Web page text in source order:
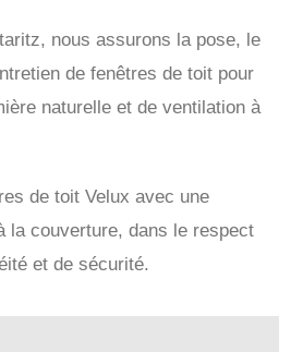
nous assurons la pose, le
de fenêtres de toit pour
naturelle et de ventilation à
de toit Velux avec une
la couverture, dans le respect
et de sécurité.